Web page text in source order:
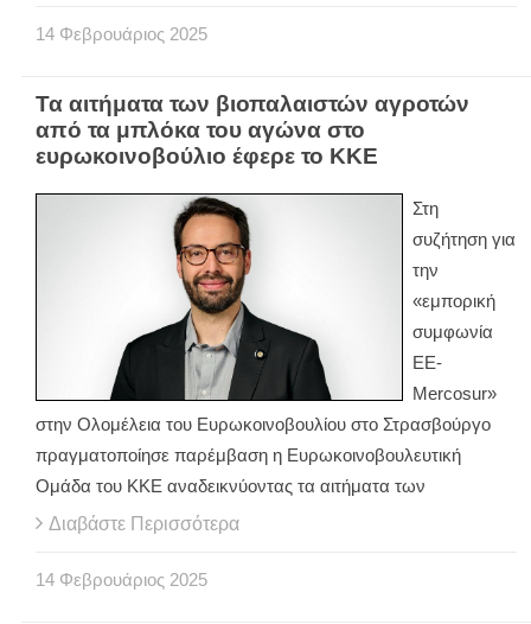
14 Φεβρουάριος 2025
Τα αιτήματα των βιοπαλαιστών αγροτών
από τα μπλόκα του αγώνα στο
ευρωκοινοβούλιο έφερε το ΚΚΕ
Στη
συζήτηση για
την
«εμπορική
συμφωνία
ΕΕ-
Mercosur»
στην Ολομέλεια του Ευρωκοινοβουλίου στο Στρασβούργο
πραγματοποίησε παρέμβαση η Ευρωκοινοβουλευτική
Ομάδα του ΚΚΕ αναδεικνύοντας τα αιτήματα των
Διαβάστε Περισσότερα
14 Φεβρουάριος 2025